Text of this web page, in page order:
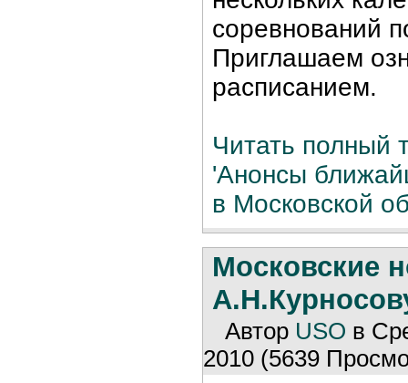
соревнований
Приглашаем
расписанием.
Читать полный
'Анонсы
в Московской
Московские
Автор USO в
2010 (5639